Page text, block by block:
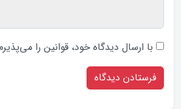
با ارسال دیدگاه‌ خود، قوانین را